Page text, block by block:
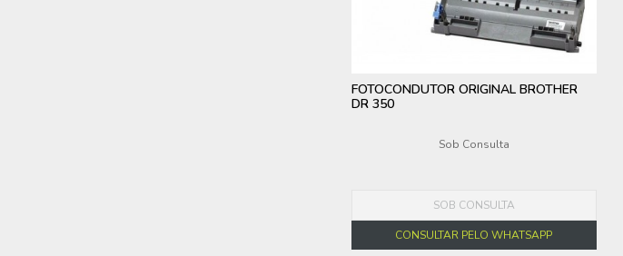
FOTOCONDUTOR ORIGINAL BROTHER
DR 350
Sob Consulta
SOB CONSULTA
CONSULTAR PELO WHATSAPP